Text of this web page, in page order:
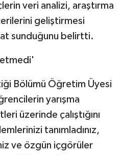
veri analizi, araştırma
geliştirmesi
sunduğunu belirtti.
Bölümü Öğretim Üyesi
yarışma
üzerinde çalıştığını
tanımladınız,
ve özgün içgörüler